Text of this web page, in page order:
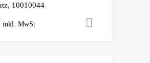
10010044